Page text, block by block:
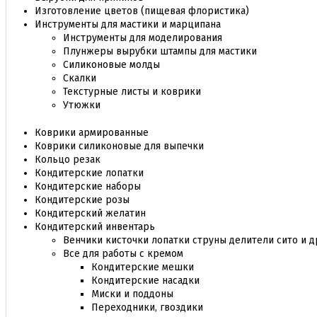
Изготовление цветов (пищевая флористика)
Инструменты для мастики и марципана
Инструменты для моделирования
Плунжеры вырубки штампы для мастики
Силиконовые молды
Скалки
Текстурные листы и коврики
Утюжки
Коврики армированные
Коврики силиконовые для выпечки
Кольцо резак
Кондитерские лопатки
Кондитерские наборы
Кондитерские розы
Кондитерский желатин
Кондитерский инвентарь
Венчики кисточки лопатки струны делители сито и
Все для работы с кремом
Кондитерские мешки
Кондитерские насадки
Миски и поддоны
Переходники, гвоздики